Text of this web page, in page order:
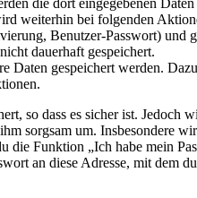
weiterhin bei folgenden
Benutzer-Passwort)
dauerhaft gespeichert.
Daten gespeichert werden.
so dass es sicher ist.
sorgsam um.
die Funktion „Ich habe mein
an diese Adresse, mit dem